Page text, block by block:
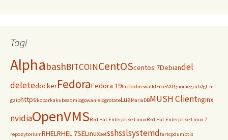
Tagi
AlphabashBITCOINCentOScentos 7Debiandel
deletedockerFedoraFedora 19firefoxfirewalldFreeAXPgnomegrub2gt.m
gziphttpskoparkakubeadmlogowanielogrotateLuaMariaDBMUSH Clientnginx
nvidiaOpenVMSRed Hat Enterprise LinuxRed Hat Enterprise Linux 7
repozytoriumRHELRHEL 7SELinuxsetsshsslsystemdtartcpdumptls